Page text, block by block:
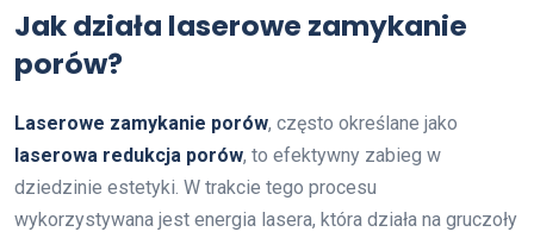
Jak działa laserowe zamykanie
porów?
Laserowe zamykanie porów, często określane jako
laserowa redukcja porów, to efektywny zabieg w
dziedzinie estetyki. W trakcie tego procesu
wykorzystywana jest energia lasera, która działa na gruczoły